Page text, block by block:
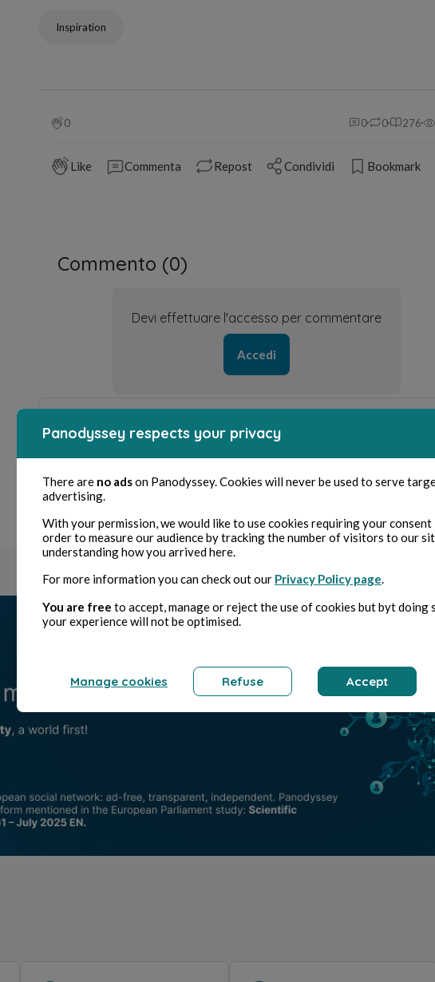
Inspiration
0 0 0 276
Like Commenta Repost Condividi Bookmark
Commento (0)
Devi effettuare l'accesso per commentare
Accedi
Panodyssey respects your privacy
There are no adson Panodyssey. Cookies will never be used to serve
advertising.
With your permission, we would like to use cookies requiring your consent
order to measure our audience by tracking the number of visitors to our
understanding how you arrived here.
For more information you can check out our Privacy Policy page.
You are free to accept, manage or reject the use of cookies but byt doing
your experience will not be optimised.
Manage cookies Refuse Accept